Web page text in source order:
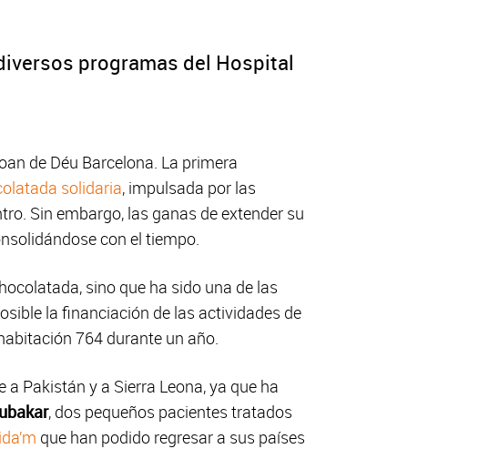
programas del Hospital
de Déu Barcelona. La primera
solidaria, impulsada por las
Sin embargo, las ganas de extender su
con el tiempo.
sino que ha sido una de las
la financiación de las actividades de
764 durante un año.
Pakistán y a Sierra Leona, ya que ha
, dos pequeños pacientes tratados
que han podido regresar a sus países